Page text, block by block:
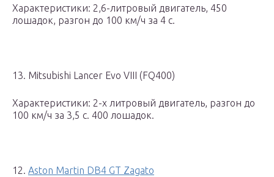
Характеристики: 2,6-литровый двигатель, 450
лошадок, разгон до 100 км/ч за 4 с.
13. Mitsubishi Lancer Evo VIII (FQ400)
Характеристики: 2-х литровый двигатель, разгон до
100 км/ч за 3,5 с. 400 лошадок.
12. Aston Martin DB4 GT Zagato